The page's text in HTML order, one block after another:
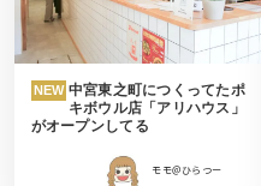
NEW 中宮東之町につくってたポ
キボウル店「アリハウス」
がオープンしてる
モモ＠ひらつー